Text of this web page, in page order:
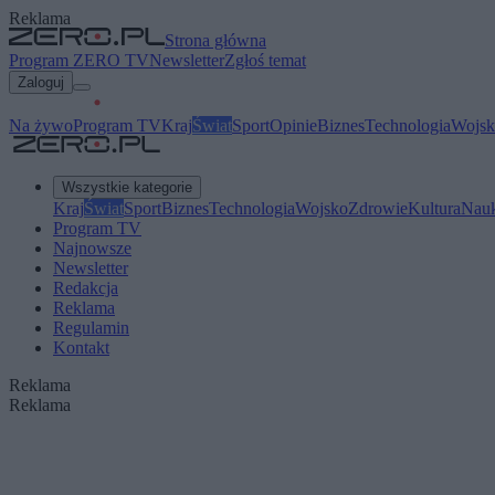
Reklama
Strona główna
Program ZERO TVNewsletterZgłoś temat
Zaloguj
Na żywoProgram TVKrajŚwiatSportOpinieBiznesTechnologia
Wszystkie kategorie
KrajŚwiatSportBiznesTechnologiaWojskoZdrowieKultura
Program TV
Najnowsze
Newsletter
Redakcja
Reklama
Regulamin
Kontakt
Reklama
Reklama